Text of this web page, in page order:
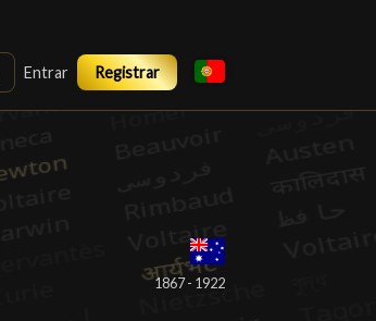
Entrar Registrar
1867 - 1922